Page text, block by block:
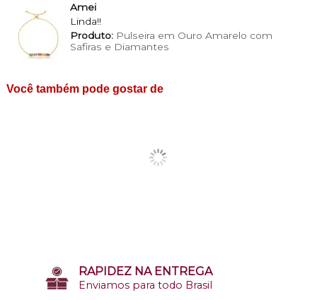
Amei
Linda!!
Produto:Pulseira em Ouro Amarelo com
Safiras e Diamantes
Você também pode gostar de
RAPIDEZ NA ENTREGA
Enviamos para todo Brasil